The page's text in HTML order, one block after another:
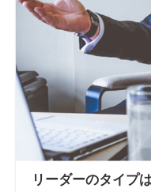
リーダーのタイプ